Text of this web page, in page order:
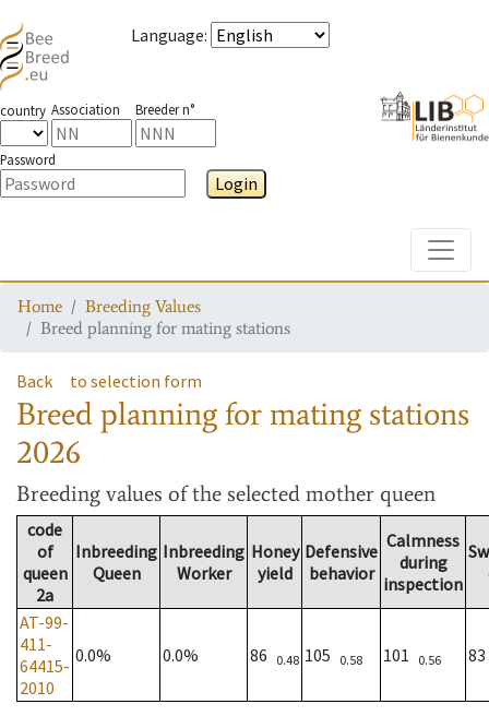
Language:
country Association Breeder n°
Password
Login
Home
Breeding Values
Breed planning for mating stations
Back to selection form
Breed planning for mating stations
2026
Breeding values of the selected mother queen
code
of
queen
2a
Inbreeding
Queen
Inbreeding
Worker
Honey
yield
Defensive
behavior
Calmness
during
inspection
AT-99-
411-
64415-
2010
0.0% 0.0% 86 0.48 105 0.58 101 0.56